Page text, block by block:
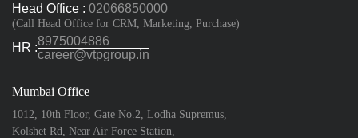
Head Office : 02066850000
(Call Head Office for CRM, Marketing, Purchase)
HR :8975004886
career@vtpgroup.in
Mumbai Office
1012, 10th Floor, Gate No.2, Lodha Supremus,
Kolshet Rd, Near Air Force Station,